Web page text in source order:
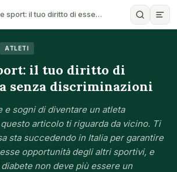
sport: il tuo diritto di esse…
ATLETI
il tuo diritto di
senza discriminazioni
e sogni di diventare un atleta
articolo ti riguarda da vicino. Ti
sta succedendo in Italia per garantire
opportunità degli altri sportivi, e
non deve più essere un